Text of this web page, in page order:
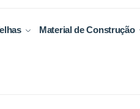
Material de Construção